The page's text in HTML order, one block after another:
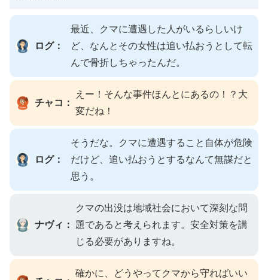
ログ：
最近、クマに遭遇した人がいるらしいけ
ど、なんとその女性は追い払おうとして転
んで骨折しちゃったんだ。
チャコ：
えー！そんな事件ほんとにあるの！？大
変だね！
ログ：
そうだな。クマに遭遇すること自体が危険
だけど、追い払おうとするなんて無謀だと
思う。
ナヴィ：
クマの出没は地域社会において深刻な問
題であると考えられます。安全対策を講
じる必要がありますね。
確かに、どうやってクマから守ればいい